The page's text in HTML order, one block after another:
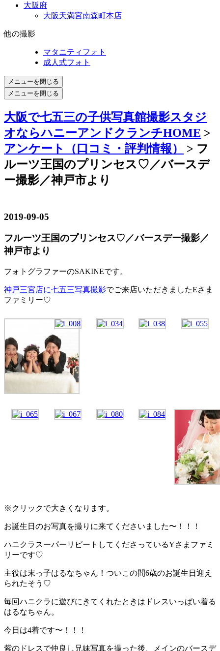
大阪府
大阪天満宮南森町本店
他の撮影
マタニティフォト
成人式フォト
メニューを閉じる
メニューを閉じる
大阪で七五三の子供写真館撮影スタジ
オならハニーアンドクランチHOME >
アンケート（口コミ・評判情報）
> フ
ルーツ王国のプリンセス♡／バースデ
ー撮影／神戸市より
2019-09-05
フルーツ王国のプリンセス♡／バースデー撮影／
神戸市より
フォトグラファーのSAKINEです。
神戸三宮店に七五三写真撮影でご来店いただきましたEさま
ファミリー♡
※クリックで大きくなります。
お誕生日のお写真を撮りに来てくださいました〜！！！
ハニクラスーパーリピートしてくださっているYさまファミ
リーです♡
主役は末っ子はるなちゃん！ついこの間6歳のお誕生日迎え
られたそう♡
毎回ハニクラに遊びにきてくれたときはドレスいっぱい着る
はるなちゃん。
今日は4着です〜！！！
紫のドレスで仲良し兄妹写真を撮った後、メインのバースデ